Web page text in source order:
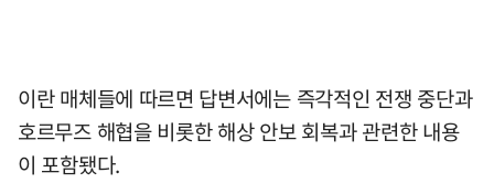
이란 매체들에 따르면 답변서에는 즉각적인 전쟁 중단과
호르무즈 해협을 비롯한 해상 안보 회복과 관련한 내용
이 포함됐다.